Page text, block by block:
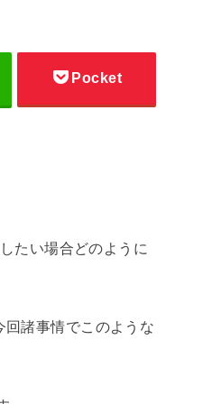
Pocket
たい場合どのように
諸事情でこのような